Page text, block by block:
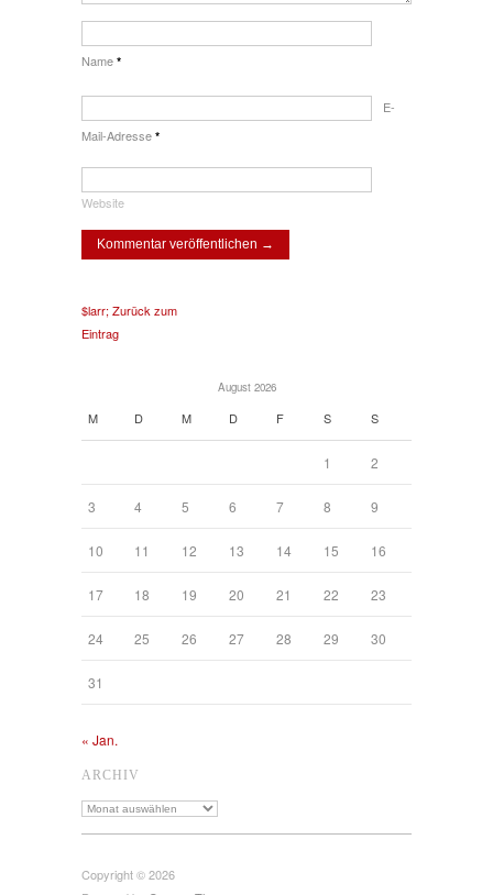
Name *
E-
Mail-Adresse *
Website
$larr; Zurück zum
Eintrag
August 2026
M D M D F S S
1 2
3 4 5 6 7 8 9
10 11 12 13 14 15 16
17 18 19 20 21 22 23
24 25 26 27 28 29 30
31
« Jan.
ARCHIV
Archiv
Copyright © 2026